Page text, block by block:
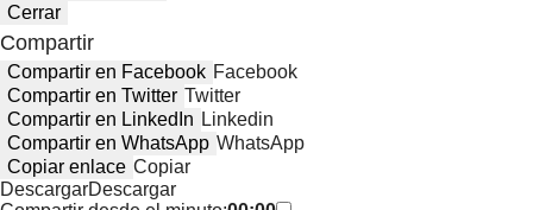
Cerrar
Compartir
Compartir en Facebook Facebook
Compartir en Twitter Twitter
Compartir en LinkedIn Linkedin
Compartir en WhatsApp WhatsApp
Copiar enlace Copiar
DescargarDescargar